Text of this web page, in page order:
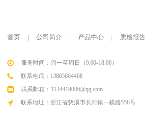
首页 | 公司简介 | 产品中心 | 质检报告
服务时间：周一至周日（9:00-18:00）
联系电话：13805804408
联系邮箱：1134419006@qq.com
联系地址：浙江省慈溪市长河镇一横路558号